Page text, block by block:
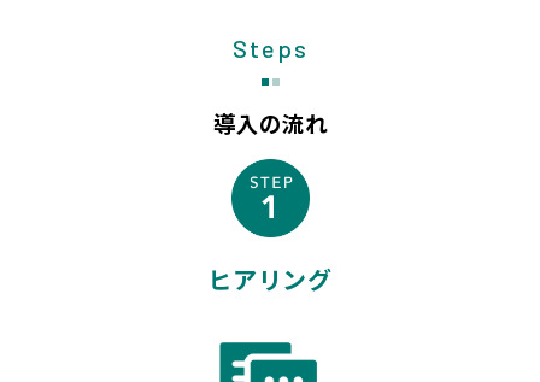
Steps
導入の流れ
ヒアリング